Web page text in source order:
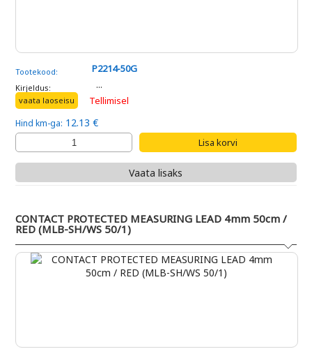
Tootekood: P2214-50G
Kirjeldus: ...
vaata laoseisu Tellimisel
Hind km-ga: 12.13 €
Vaata lisaks
CONTACT PROTECTED MEASURING LEAD 4mm 50cm /
RED (MLB-SH/WS 50/1)